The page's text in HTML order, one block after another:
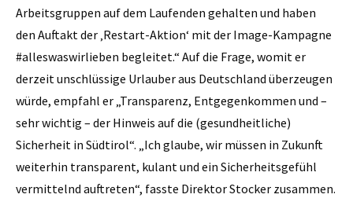
Arbeitsgruppen auf dem Laufenden gehalten und haben
den Auftakt der ‚Restart-Aktion‘ mit der Image-Kampagne
#alleswaswirlieben begleitet.“ Auf die Frage, womit er
derzeit unschlüssige Urlauber aus Deutschland überzeugen
würde, empfahl er „Transparenz, Entgegenkommen und –
sehr wichtig – der Hinweis auf die (gesundheitliche)
Sicherheit in Südtirol“. „Ich glaube, wir müssen in Zukunft
weiterhin transparent, kulant und ein Sicherheitsgefühl
vermittelnd auftreten“, fasste Direktor Stocker zusammen.